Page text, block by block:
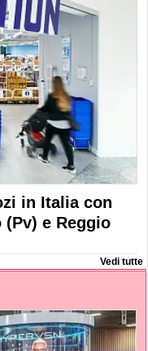
in Italia con
e Reggio
Vedi tutte